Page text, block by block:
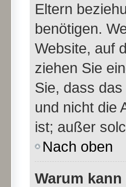
Eltern
benötigen.
Website, auf
ziehen Sie
Sie, dass
und nicht die
ist; außer
Nach oben
Warum